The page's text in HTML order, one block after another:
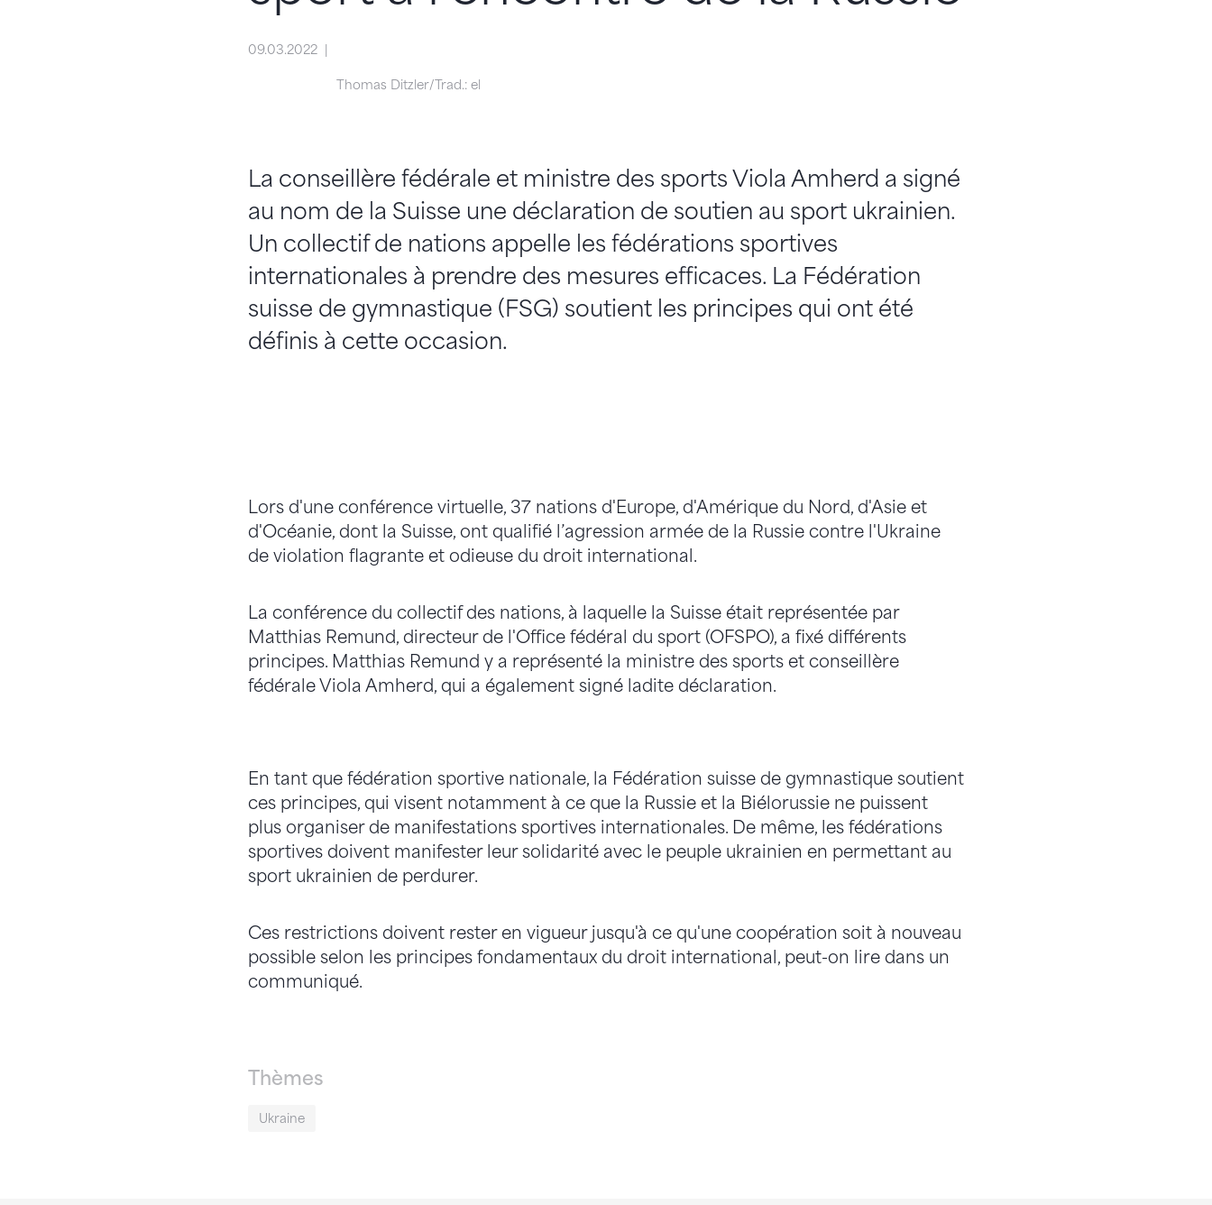
09.03.2022
Thomas Ditzler/Trad.: el
La conseillère fédérale et ministre des sports Viola Amherd a signé
au nom de la Suisse une déclaration de soutien au sport ukrainien.
Un collectif de nations appelle les fédérations sportives
internationales à prendre des mesures efficaces. La Fédération
suisse de gymnastique (FSG) soutient les principes qui ont été
définis à cette occasion.
Lors d'une conférence virtuelle, 37 nations d'Europe, d'Amérique du Nord, d'Asie et
d'Océanie, dont la Suisse, ont qualifié l’agression armée de la Russie contre l'Ukraine
de violation flagrante et odieuse du droit international.
La conférence du collectif des nations, à laquelle la Suisse était représentée par
Matthias Remund, directeur de l'Office fédéral du sport (OFSPO), a fixé différents
principes. Matthias Remund y a représenté la ministre des sports et conseillère
fédérale Viola Amherd, qui a également signé ladite déclaration.
En tant que fédération sportive nationale, la Fédération suisse de gymnastique soutient
ces principes, qui visent notamment à ce que la Russie et la Biélorussie ne puissent
plus organiser de manifestations sportives internationales. De même, les fédérations
sportives doivent manifester leur solidarité avec le peuple ukrainien en permettant au
sport ukrainien de perdurer.
Ces restrictions doivent rester en vigueur jusqu'à ce qu'une coopération soit à nouveau
possible selon les principes fondamentaux du droit international, peut-on lire dans un
communiqué.
Thèmes
Ukraine